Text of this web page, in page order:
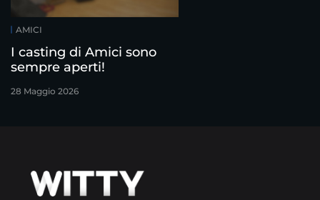
AMICI
I casting di Amici sono
sempre aperti!
28 Maggio 2026